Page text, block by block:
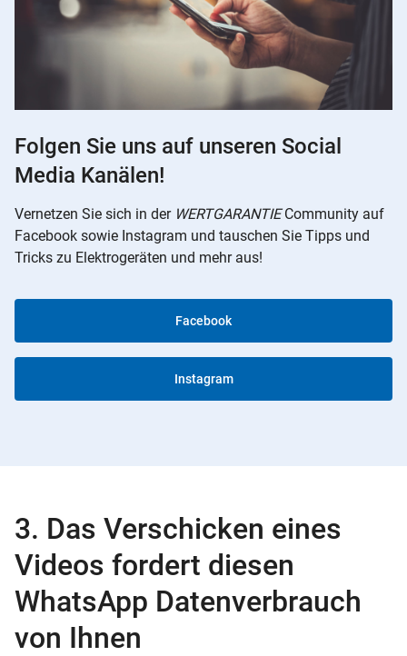
Folgen Sie uns auf unseren Social
Media Kanälen!
Vernetzen Sie sich in der WERTGARANTIECommunity auf
Facebook sowie Instagram und tauschen Sie Tipps und
Tricks zu Elektrogeräten und mehr aus!
Facebook
Instagram
3. Das Verschicken eines
Videos fordert diesen
WhatsApp Datenverbrauch
von Ihnen